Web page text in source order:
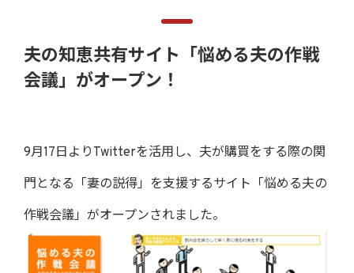
夫の知恵共有サイト「悩める夫の作戦
会議」がオープン！
9月17日よりTwitterを活用し、夫が購買をする際の関
門となる「妻の説得」を支援するサイト「悩める夫の
作戦会議」がオープンされました。